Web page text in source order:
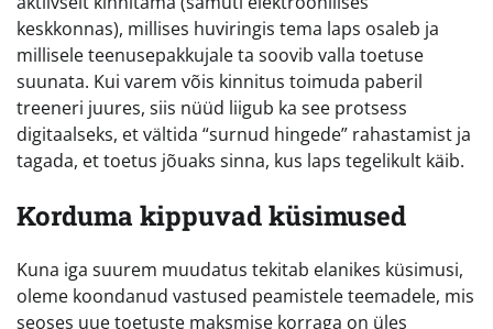
keskkonnas), millises huviringis tema laps osaleb ja
millisele teenusepakkujale ta soovib valla toetuse
suunata. Kui varem võis kinnitus toimuda paberil
treeneri juures, siis nüüd liigub ka see protsess
digitaalseks, et vältida “surnud hingede” rahastamist ja
tagada, et toetus jõuaks sinna, kus laps tegelikult käib.
Korduma kippuvad küsimused
Kuna iga suurem muudatus tekitab elanikes küsimusi,
oleme koondanud vastused peamistele teemadele, mis
seoses uue toetuste maksmise korraga on üles